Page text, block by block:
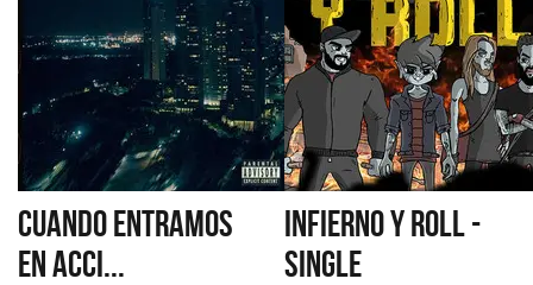
CUANDO ENTRAMOS
EN ACCI...
INFIERNO Y ROLL -
SINGLE